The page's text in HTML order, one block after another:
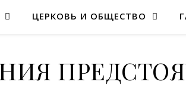
ЦЕРКОВЬ И ОБЩЕСТВО